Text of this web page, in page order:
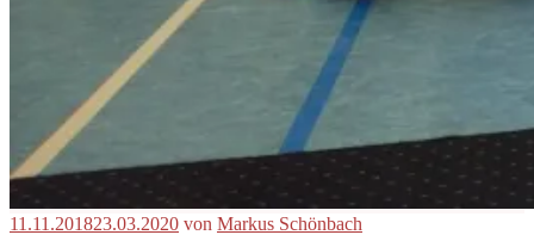
Veröffentlicht
11.11.201823.03.2020 von Markus Schönbach